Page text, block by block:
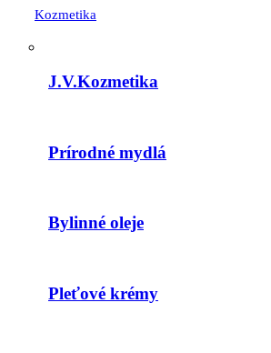
Kozmetika
J.V.Kozmetika
Prírodné mydlá
Bylinné oleje
Pleťové krémy